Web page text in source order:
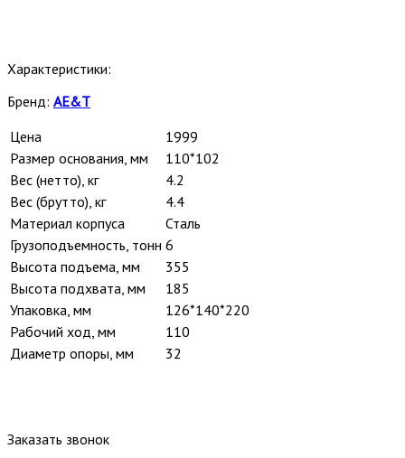
Характеристики:
Бренд: AE&T
Цена
1999
Размер основания, мм
110*102
Вес (нетто), кг
4.2
Вес (брутто), кг
4.4
Материал корпуса
Сталь
Грузоподъемность, тонн 6
Высота подъема, мм
355
Высота подхвата, мм
185
Упаковка, мм
126*140*220
Рабочий ход, мм
110
Диаметр опоры, мм
32
Заказать звонок